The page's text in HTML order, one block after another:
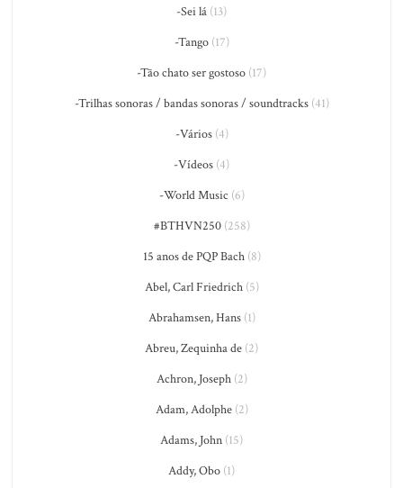
-Sei lá (13)
-Tango(17)
-Tão chato ser gostoso (17)
-Trilhas sonoras / bandas sonoras / soundtracks(41)
-Vários(4)
-Vídeos (4)
-World Music (6)
#BTHVN250(258)
15 anos de PQP Bach(8)
Abel, Carl Friedrich(5)
Abrahamsen, Hans(1)
Abreu, Zequinha de (2)
Achron, Joseph(2)
Adam, Adolphe(2)
Adams, John (15)
Addy, Obo (1)